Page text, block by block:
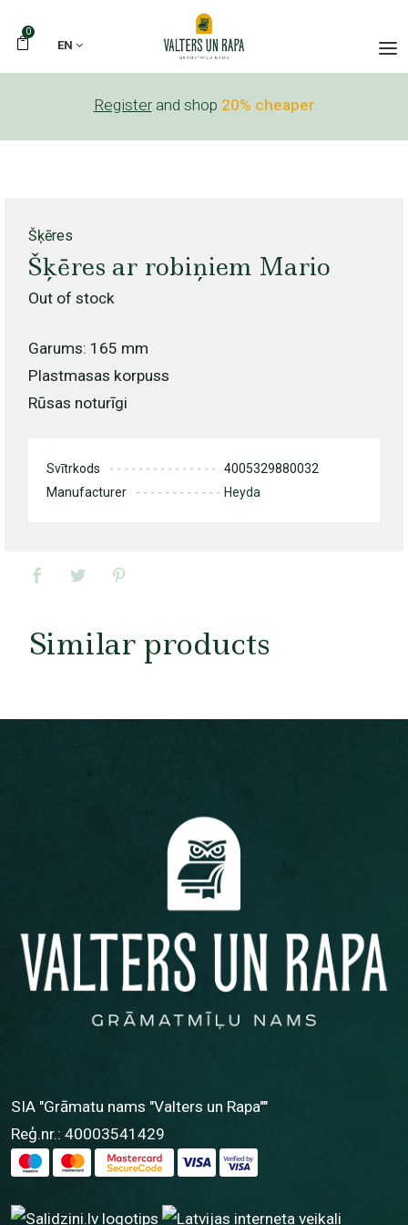
0
EN
Register and shop 20% cheaper
Šķēres
Šķēres ar robiņiem Mario
Out of stock
Garums: 165 mm
Plastmasas korpuss
Rūsas noturīgi
Svītrkods
4005329880032
Manufacturer
Heyda
Similar products
SIA "Grāmatu nams "Valters un Rapa""
Reģ.nr.: 40003541429